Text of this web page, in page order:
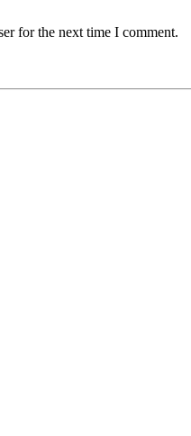
for the next time I comment.